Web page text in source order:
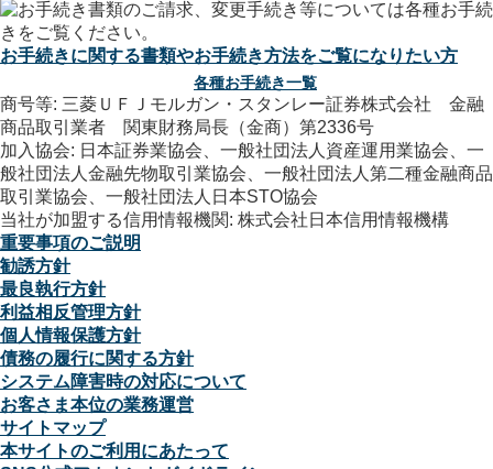
お手続きに関する書類やお手続き方法をご覧になりたい方
各種お手続き一覧
商号等: 三菱ＵＦＪモルガン・スタンレー証券株式会社 金融
商品取引業者 関東財務局長（金商）第2336号
加入協会: 日本証券業協会、一般社団法人資産運用業協会、一
般社団法人金融先物取引業協会、一般社団法人第二種金融商品
取引業協会、一般社団法人日本STO協会
当社が加盟する信用情報機関: 株式会社日本信用情報機構
重要事項のご説明
勧誘方針
最良執行方針
利益相反管理方針
個人情報保護方針
債務の履行に関する方針
システム障害時の対応について
お客さま本位の業務運営
サイトマップ
本サイトのご利用にあたって